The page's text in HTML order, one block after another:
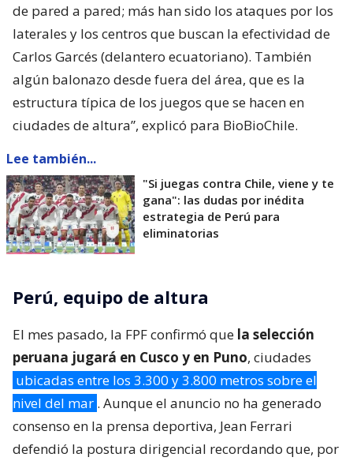
de pared a pared; más han sido los ataques por los
laterales y los centros que buscan la efectividad de
Carlos Garcés (delantero ecuatoriano). También
algún balonazo desde fuera del área, que es la
estructura típica de los juegos que se hacen en
ciudades de altura”, explicó para BioBioChile.
Lee también...
"Si juegas contra Chile, viene y te
gana": las dudas por inédita
estrategia de Perú para
eliminatorias
Perú, equipo de altura
El mes pasado, la FPF confirmó que la selección
peruana jugará en Cusco y en Puno, ciudades
ubicadas entre los 3.300 y 3.800 metros sobre el
nivel del mar . Aunque el anuncio no ha generado
consenso en la prensa deportiva, Jean Ferrari
defendió la postura dirigencial recordando que, por